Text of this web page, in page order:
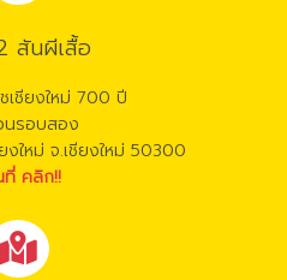
สันผีเสื้อ
เชียงใหม่ 700 ปี
นรอบสอง
งใหม่ จ.เชียงใหม่ 50300
ที่ คลิก!!